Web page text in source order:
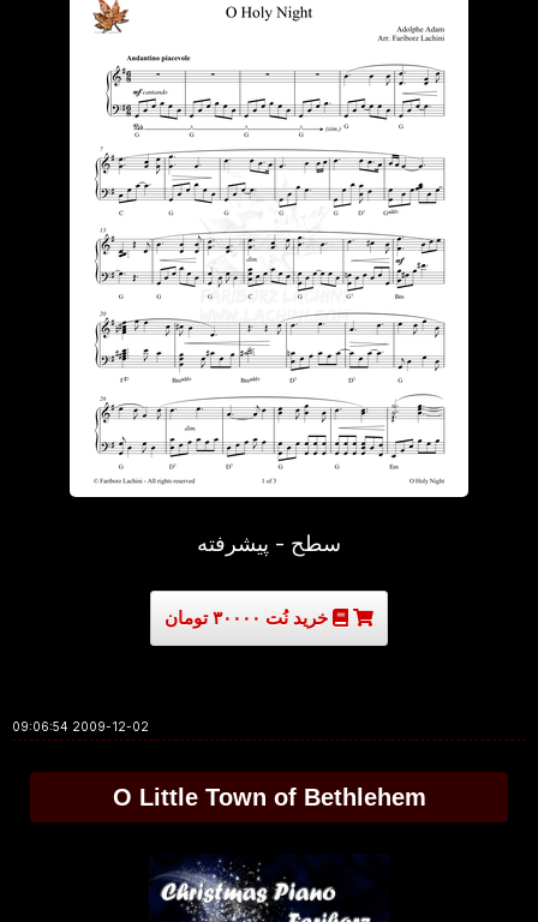
سطح - پیشرفته
خرید نُت ۳۰۰۰۰ تومان
2009-12-02 09:06:54
O Little Town of Bethlehem